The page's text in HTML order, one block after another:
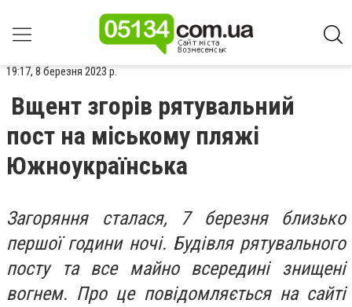
19:17, 8 березня 2023 р.
Вщент згорів рятувальний
пост на міському пляжі
Южноукраїнська
Загоряння сталася, 7 березня близько
першої години ночі. Будівля рятувального
посту та все майно всередині знищені
вогнем. Про це повідомляється на сайті